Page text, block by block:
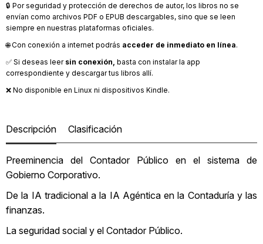
🔒 Por seguridad y protección de derechos de autor, los libros no se
envían como archivos PDF o EPUB descargables, sino que se leen
siempre en nuestras plataformas oficiales.
🌐 Con conexión a internet podrás acceder de inmediato en línea.
✅ Si deseas leer sin conexión, basta con instalar la app
correspondiente y descargar tus libros allí.
❌ No disponible en Linux ni dispositivos Kindle.
Descripción Clasificación
Preeminencia del Contador Público en el sistema de
Gobierno Corporativo.
De la IA tradicional a la IA Agéntica en la Contaduría y las
finanzas.
La seguridad social y el Contador Público.